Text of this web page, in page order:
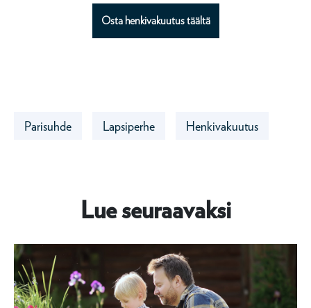
Osta henkivakuutus täältä
Parisuhde Lapsiperhe Henkivakuutus
Lue seuraavaksi